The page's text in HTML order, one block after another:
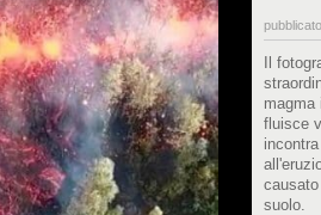
Il
magma
fluisce
suolo.